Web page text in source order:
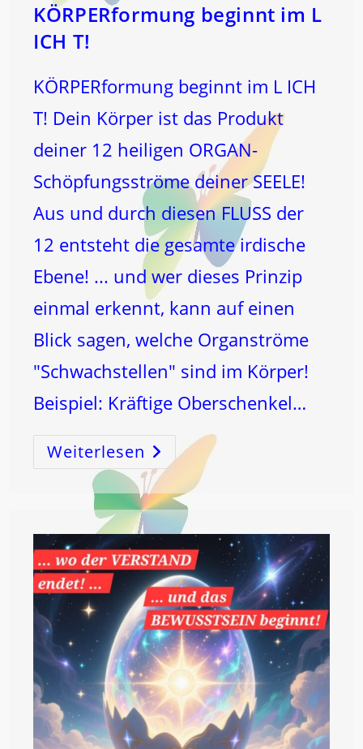
KÖRPERformung beginnt im L
ICH T!
KÖRPERformung beginnt im L ICH
T! Dein Körper ist das Produkt
deiner 12 heiligen ORGAN-
Schöpfungsströme deiner SEELE!
Aus und durch diesen FLUSS der
12 entsteht die gesamte irdische
Ebene! ... und wer dieses Prinzip
einmal erkennt, kann auf einen
Blick sagen, welche Organströme
"Schwachstellen" sind im Körper!
Beispiel: Kräftige Oberschenkel…
Weiterlesen KÖRPERformung
Beginnt
Im
L
ICH
T!